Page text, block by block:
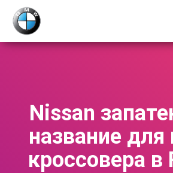
Nissan
название для
кроссовера в